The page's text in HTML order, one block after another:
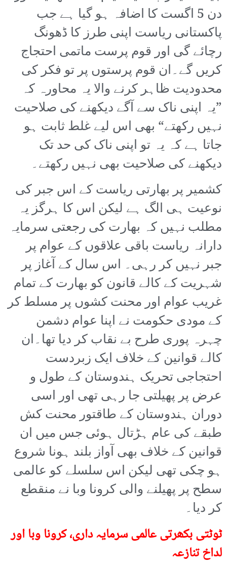
دن 5 اگست کا اضافہ ہو گیا ہے جب
پاکستانی ریاست اپنی طرز کا ڈھونگ
رچائے گی اور قوم پرست ماتمی احتجاج
کریں گے۔ان قوم پرستوں پر تو فکر کی
محدودیت ظاہر کرنے والا یہ محاورہ کہ
”یہ اپنی ناک سے آگے دیکھنے کی صلاحیت
نہیں رکھتے“ بھی اس لیے غلط ثابت ہو
جاتا ہے کہ یہ تو اپنی ناک کی حد تک
دیکھنے کی صلاحیت بھی نہیں رکھتے۔
کشمیر پر بھارتی ریاست کے اس جبر کی
نوعیت ہی الگ ہے لیکن اس کا ہرگز یہ
مطلب نہیں کہ بھارت کی رجعتی سرمایہ
دارانہ ریاست باقی علاقوں کے عوام پر
جبر نہیں کر رہی۔ اس سال کے آغاز پر
شہریت کے کالے قانون کو بھارت کے تمام
غریب عوام اور محنت کشوں پر مسلط کر
کے مودی حکومت نے اپنا عوام دشمن
چہرہ پوری طرح بے نقاب کر دیا تھا۔ان
کالے قوانین کے خلاف ایک زبردست
احتجاجی تحریک ہندوستان کے طول و
عرض پر پھیلتی جا رہی تھی اور اسی
دوران ہندوستان کے طاقتور محنت کش
طبقے کی عام ہڑتال ہوئی جس میں ان
قوانین کے خلاف بھی آواز بلند ہونا شروع
ہو چکی تھی لیکن اس سلسلے کو عالمی
سطح پر پھیلنے والی کرونا وبا نے منقطع
کر دیا۔
ٹوٹتی بکھرتی عالمی سرمایہ داری، کرونا وبا اور
لداخ تنازعہ